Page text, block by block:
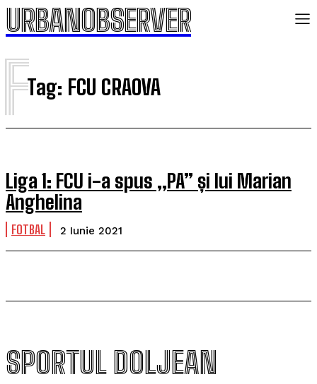
URBANOBSERVER
Tag: FCU CRAOVA
F
Liga 1: FCU i-a spus „PA” și lui Marian
Anghelina
FOTBAL 2 Iunie 2021
SPORTUL DOLJEAN